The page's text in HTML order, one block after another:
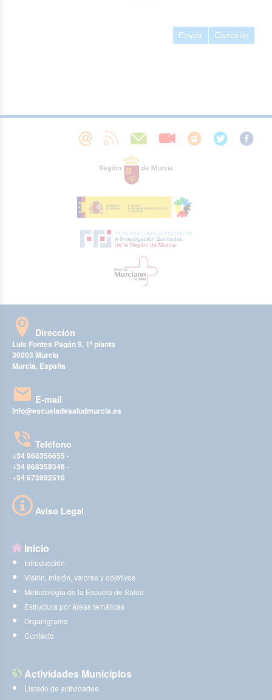
Enviar Cancelar
Dirección
Luis Fontes Pagán 9, 1ª planta
30003 Murcia
Murcia, España
E-mail
info@escueladesaludmurcia.es
Teléfono
+34 968356655 -
+34 968359348 -
+34 673992510
Aviso Legal
Inicio
Introducción
Visión, misión, valores y objetivos
Metodología de la Escuela de Salud
Estructura por áreas temáticas
Organigrama
Contacto
Actividades Municipios
Listado de actividades